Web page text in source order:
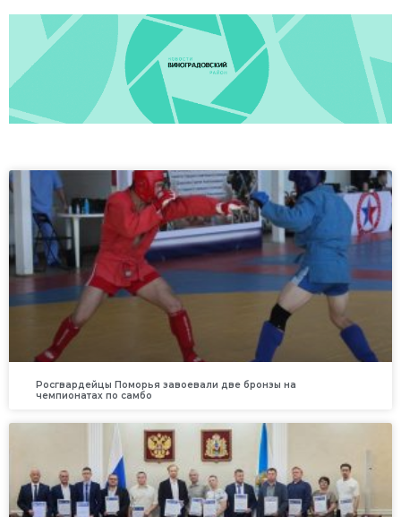
Росгвардейцы Поморья завоевали две бронзы на
чемпионатах по самбо